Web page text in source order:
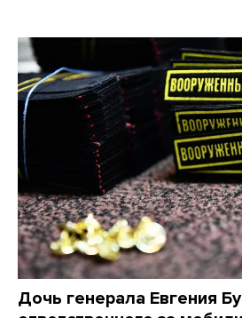
Дочь генерала Евгения